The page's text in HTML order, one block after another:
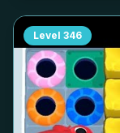
Level 346